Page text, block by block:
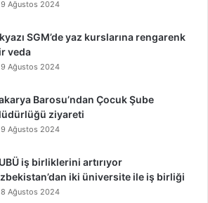
9 Ağustos 2024
SGM’de yaz kurslarına rengarenk
veda
9 Ağustos 2024
Barosu’ndan Çocuk Şube
ziyareti
9 Ağustos 2024
iş birliklerini artırıyor
iki üniversite ile iş birliği
8 Ağustos 2024